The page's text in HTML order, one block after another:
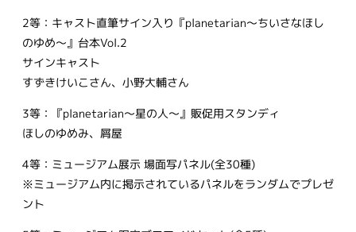
2等：キャスト直筆サイン入り『planetarian～ちいさなほし
のゆめ～』台本Vol.2
サインキャスト
すずきけいこさん、小野大輔さん
3等：『planetarian〜星の人〜』販促用スタンディ
ほしのゆめみ、屑屋
4等：ミュージアム展示 場面写パネル(全30種)
※ミュージアム内に掲示されているパネルをランダムでプレゼ
ント